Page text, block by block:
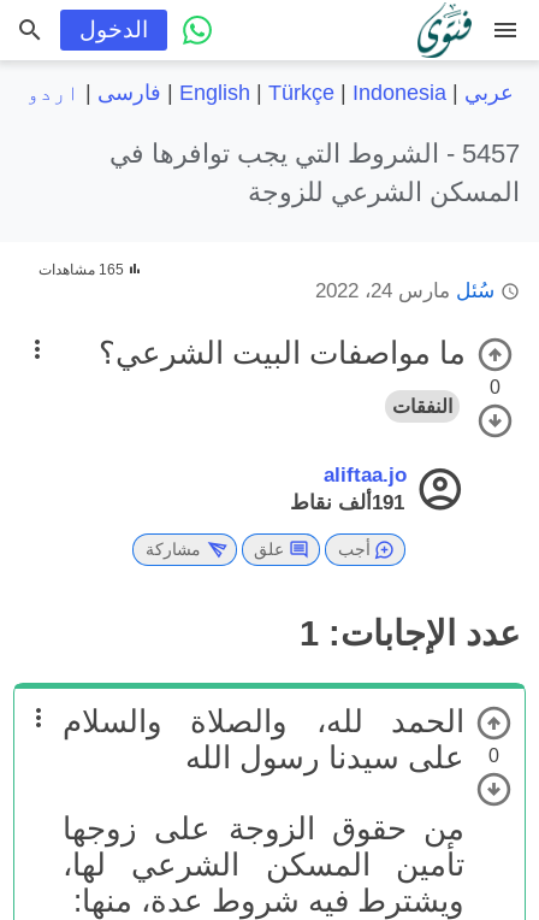
menu الدخول
عربي |
English Türkçe| Indonesia فارسی اردو
5457 -
الشروط التي يجب توافرها في
المسكن الشرعي للزوجة
سُئل مارس 24، 2022
165 مشاهدات
0
ما مواصفات البيت الشرعي؟
النفقات
aliftaa.jo
191ألف
نقاط
أجب علق مشاركة
عدد الإجابات: 1
0
الحمد لله، والصلاة والسلام
على سيدنا رسول الله
من حقوق الزوجة على زوجها
تأمين المسكن الشرعي لها،
ويشترط فيه شروط عدة، منها: